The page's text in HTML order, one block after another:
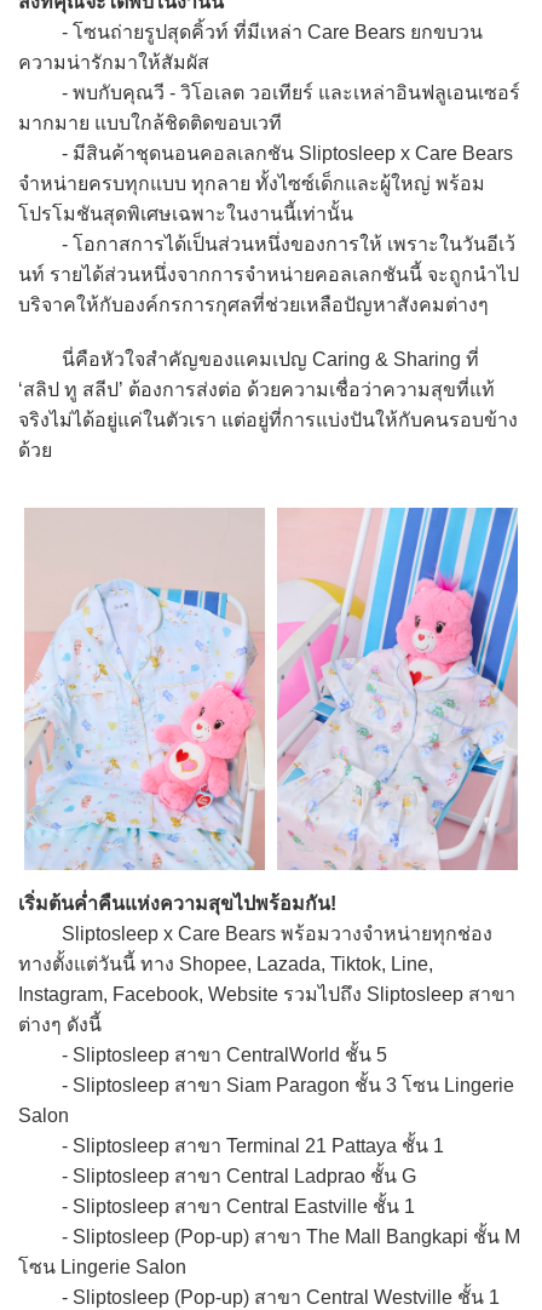
- โซนถ่ายรูปสุดคิ้วท์ ที่มีเหล่า Care Bears ยกขบวน
ความน่ารักมาให้สัมผัส
- พบกับคุณวี - วิโอเลต วอเทียร์ และเหล่าอินฟลูเอนเซอร์
มากมาย แบบใกล้ชิดติดขอบเวที
- มีสินค้าชุดนอนคอลเลกชัน Sliptosleep x Care Bears
จำหน่ายครบทุกแบบ ทุกลาย ทั้งไซซ์เด็กและผู้ใหญ่ พร้อม
โปรโมชันสุดพิเศษเฉพาะในงานนี้เท่านั้น
- โอกาสการได้เป็นส่วนหนึ่งของการให้ เพราะในวันอีเว้
นท์ รายได้ส่วนหนึ่งจากการจำหน่ายคอลเลกชันนี้ จะถูกนำไป
บริจาคให้กับองค์กรการกุศลที่ช่วยเหลือปัญหาสังคมต่างๆ
นี่คือหัวใจสำคัญของแคมเปญ Caring & Sharing ที่
‘สลิป ทู สลีป’ ต้องการส่งต่อ ด้วยความเชื่อว่าความสุขที่แท้
จริงไม่ได้อยู่แค่ในตัวเรา แต่อยู่ที่การแบ่งปันให้กับคนรอบข้าง
ด้วย
เริ่มต้นค่ำคืนแห่งความสุขไปพร้อมกัน!
Sliptosleep x Care Bears พร้อมวางจำหน่ายทุกช่อง
ทางตั้งแต่วันนี้ ทาง Shopee, Lazada, Tiktok, Line,
Instagram, Facebook, Website รวมไปถึง Sliptosleep สาขา
ต่างๆ ดังนี้
- Sliptosleep สาขา CentralWorld ชั้น 5
- Sliptosleep สาขา Siam Paragon ชั้น 3 โซน Lingerie
Salon
- Sliptosleep สาขา Terminal 21 Pattaya ชั้น 1
- Sliptosleep สาขา Central Ladprao ชั้น G
- Sliptosleep สาขา Central Eastville ชั้น 1
- Sliptosleep (Pop-up) สาขา The Mall Bangkapi ชั้น M
โซน Lingerie Salon
- Sliptosleep (Pop-up) สาขา Central Westville ชั้น 1